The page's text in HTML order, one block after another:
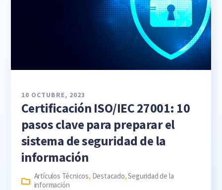
10 OCTUBRE, 2023
Certificación ISO/IEC 27001: 10
pasos clave para preparar el
sistema de seguridad de la
información
Artículos Técnicos, Destacado,Seguridad de la
información